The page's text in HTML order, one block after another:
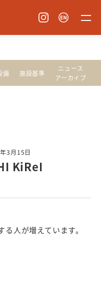
備 施設基準
ニュース
アーカイブ
3月15日
KiReI
人が増えています。